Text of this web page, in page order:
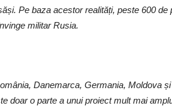
Pe baza acestor realități, peste 600
militar Rusia.
Danemarca, Germania, Moldova
doar o parte a unui proiect mult mai